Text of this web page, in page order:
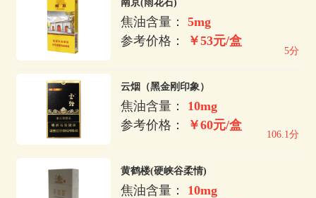
南京(雨花石)
焦油含量：5mg
参考价格：
￥53元/盒
5分
云烟（黑金刚印象）
焦油含量： 10mg
参考价格：
￥60元/盒
106.1分
黄鹤楼(硬峡谷柔情)
焦油含量： 10mg